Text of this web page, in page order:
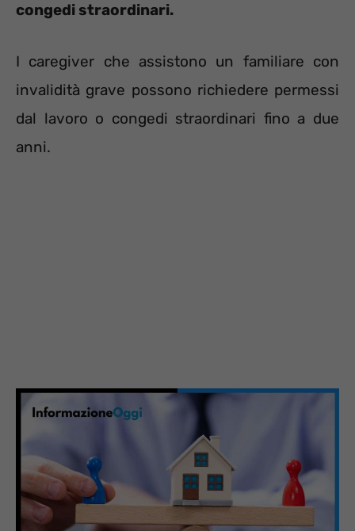
congedi straordinari.
I caregiver che assistono un familiare con
invalidità grave possono richiedere permessi
dal lavoro o congedi straordinari fino a due
anni.